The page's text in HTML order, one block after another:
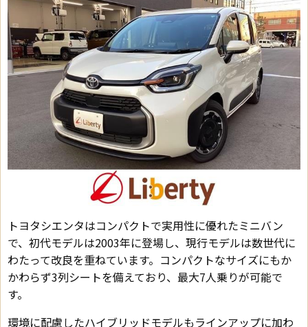
トヨタシエンタはコンパクトで実用性に優れたミニバン
で、初代モデルは2003年に登場し、現行モデルは数世代に
わたって改良を重ねています。コンパクトなサイズにもか
かわらず3列シートを備えており、最大7人乗りが可能で
す。
環境に配慮したハイブリッドモデルもラインアップに加わ